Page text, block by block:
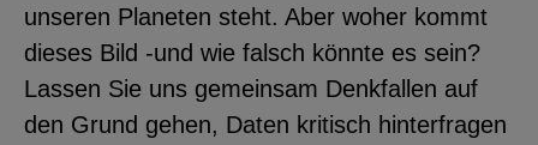
unseren Planeten steht. Aber woher kommt
dieses Bild -und wie falsch könnte es sein?
Lassen Sie uns gemeinsam Denkfallen auf
den Grund gehen, Daten kritisch hinterfragen